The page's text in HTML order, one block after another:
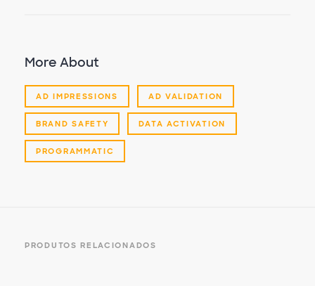
More About
AD IMPRESSIONS AD VALIDATION
BRAND SAFETY DATA ACTIVATION
PROGRAMMATIC
PRODUTOS RELACIONADOS